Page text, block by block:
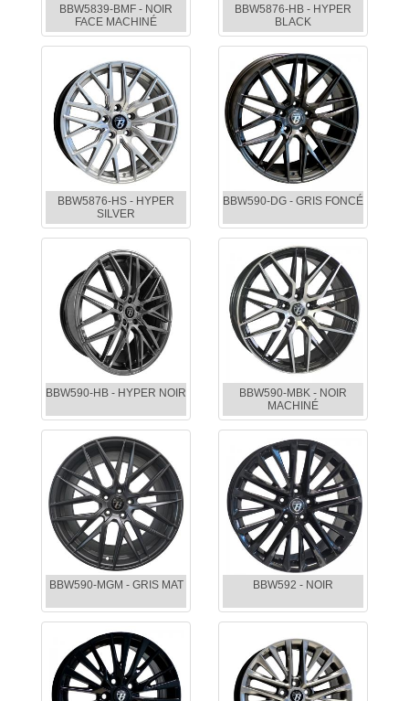
BBW5839-BMF - NOIR
FACE MACHINÉ
BBW5876-HB - HYPER
BLACK
BBW5876-HS - HYPER
SILVER
BBW590-DG - GRIS FONCÉ
BBW590-HB - HYPER NOIR
BBW590-MBK - NOIR
MACHINÉ
BBW590-MGM - GRIS MAT BBW592 - NOIR